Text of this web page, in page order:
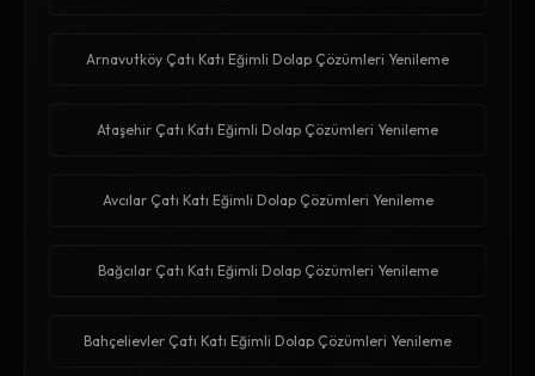
Arnavutköy Çatı Katı Eğimli Dolap Çözümleri Yenileme
Ataşehir Çatı Katı Eğimli Dolap Çözümleri Yenileme
Avcılar Çatı Katı Eğimli Dolap Çözümleri Yenileme
Bağcılar Çatı Katı Eğimli Dolap Çözümleri Yenileme
Bahçelievler Çatı Katı Eğimli Dolap Çözümleri Yenileme